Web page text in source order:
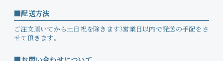
配送方法
ご注文頂いてから土日祝を除きます3営業日以内で発送の手配をさ
せて頂きます。